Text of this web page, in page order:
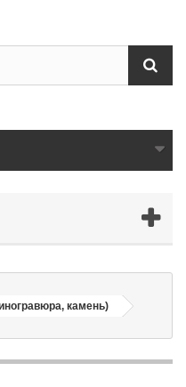
камень)